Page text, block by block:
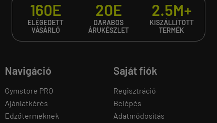
160E
ELÉGEDETT
VÁSÁRLÓ
20E
DARABOS
ÁRUKÉSZLET
2.5M+
KISZÁLLÍTOTT
TERMÉK
Navigáció
Gymstore PRO
Ajánlatkérés
Edzőtermeknek
Saját fiók
Regisztráció
Belépés
Adatmódosítás